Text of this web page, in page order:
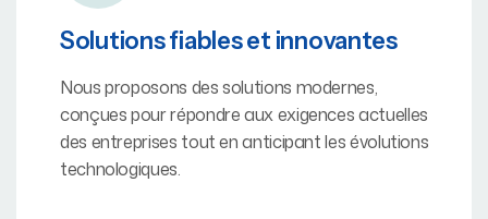
Solutions fiables et innovantes
Nous proposons des solutions modernes,
conçues pour répondre aux exigences actuelles
des entreprises tout en anticipant les évolutions
technologiques.